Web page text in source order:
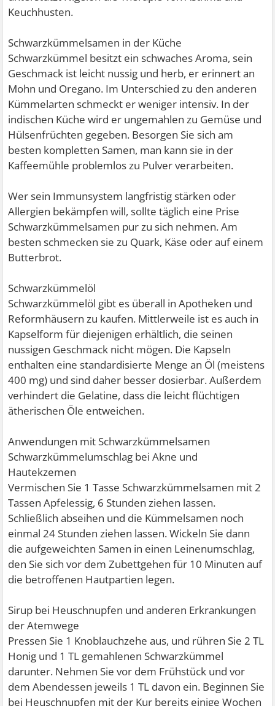
Keuchhusten.
Schwarzkümmelsamen in der Küche
Schwarzkümmel besitzt ein schwaches Aroma, sein
Geschmack ist leicht nussig und herb, er erinnert an
Mohn und Oregano. Im Unterschied zu den anderen
Kümmelarten schmeckt er weniger intensiv. In der
indischen Küche wird er ungemahlen zu Gemüse und
Hülsenfrüchten gegeben. Besorgen Sie sich am
besten kompletten Samen, man kann sie in der
Kaffeemühle problemlos zu Pulver verarbeiten.
Wer sein Immunsystem langfristig stärken oder
Allergien bekämpfen will, sollte täglich eine Prise
Schwarzkümmelsamen pur zu sich nehmen. Am
besten schmecken sie zu Quark, Käse oder auf einem
Butterbrot.
Schwarzkümmelöl
Schwarzkümmelöl gibt es überall in Apotheken und
Reformhäusern zu kaufen. Mittlerweile ist es auch in
Kapselform für diejenigen erhältlich, die seinen
nussigen Geschmack nicht mögen. Die Kapseln
enthalten eine standardisierte Menge an Öl (meistens
400 mg) und sind daher besser dosierbar. Außerdem
verhindert die Gelatine, dass die leicht flüchtigen
ätherischen Öle entweichen.
Anwendungen mit Schwarzkümmelsamen
Schwarzkümmelumschlag bei Akne und
Hautekzemen
Vermischen Sie 1 Tasse Schwarzkümmelsamen mit 2
Tassen Apfelessig, 6 Stunden ziehen lassen.
Schließlich abseihen und die Kümmelsamen noch
einmal 24 Stunden ziehen lassen. Wickeln Sie dann
die aufgeweichten Samen in einen Leinenumschlag,
den Sie sich vor dem Zubettgehen für 10 Minuten auf
die betroffenen Hautpartien legen.
Sirup bei Heuschnupfen und anderen Erkrankungen
der Atemwege
Pressen Sie 1 Knoblauchzehe aus, und rühren Sie 2 TL
Honig und 1 TL gemahlenen Schwarzkümmel
darunter. Nehmen Sie vor dem Frühstück und vor
dem Abendessen jeweils 1 TL davon ein. Beginnen Sie
bei Heuschnupfen mit der Kur bereits einige Wochen